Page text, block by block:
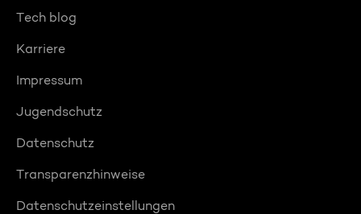
Tech blog
Karriere
Impressum
Jugendschutz
Datenschutz
Transparenzhinweise
Datenschutzeinstellungen